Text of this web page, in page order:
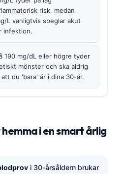
risk, medan
L vanligtvis speglar akut
infektion.
190 mg/dL eller högre tyder
mönster och ska aldrig
du 'bara' är i dina 30-år.
i en smart årlig
i 30-årsåldern brukar